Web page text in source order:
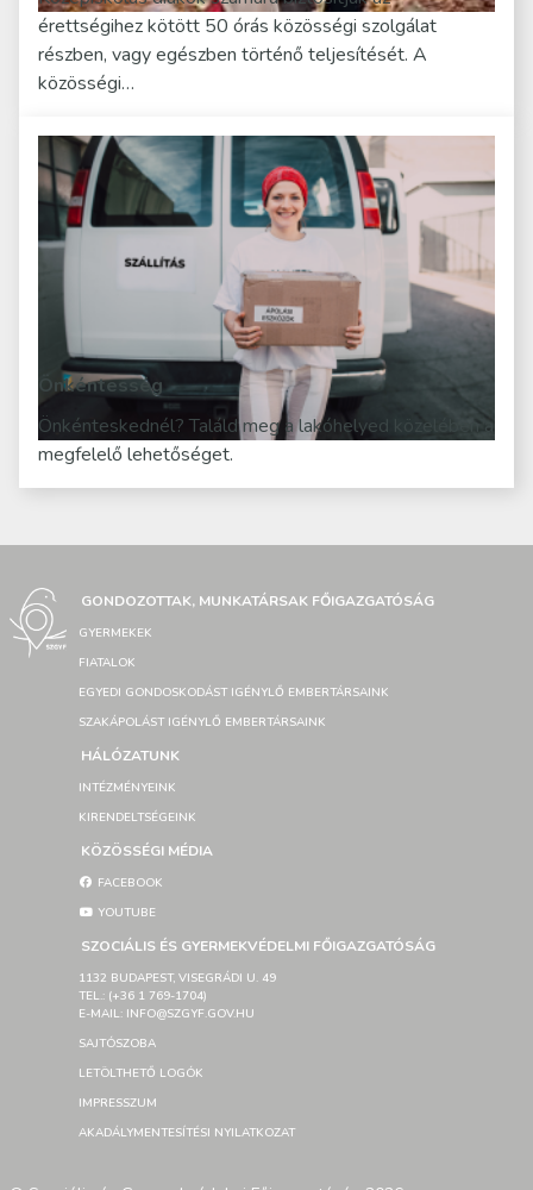
érettségihez kötött 50 órás közösségi szolgálat
részben, vagy egészben történő teljesítését. A
közösségi…
Önkéntesség
Önkénteskednél? Találd meg a lakóhelyed közelében a
megfelelő lehetőséget.
GONDOZOTTAK, MUNKATÁRSAK FŐIGAZGATÓSÁG
GYERMEKEK
FIATALOK
EGYEDI GONDOSKODÁST IGÉNYLŐ EMBERTÁRSAINK
SZAKÁPOLÁST IGÉNYLŐ EMBERTÁRSAINK
HÁLÓZATUNK
INTÉZMÉNYEINK
KIRENDELTSÉGEINK
KÖZÖSSÉGI MÉDIA
FACEBOOK
YOUTUBE
SZOCIÁLIS ÉS GYERMEKVÉDELMI FŐIGAZGATÓSÁG
1132 BUDAPEST, VISEGRÁDI U. 49
TEL.: (+36 1 769-1704)
E-MAIL: INFO@SZGYF.GOV.HU
SAJTÓSZOBA
LETÖLTHETŐ LOGÓK
IMPRESSZUM
AKADÁLYMENTESÍTÉSI NYILATKOZAT